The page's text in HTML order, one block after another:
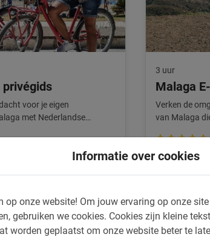
Informatie over cookies
op onze website! Om jouw ervaring op onze
gebruiken we cookies. Cookies zijn kleine
worden geplaatst om onze website beter te
voor je eigen
met Nederlandse
3 uur
Malaga
Verken de
van Malaga
€ 66,-
Heel